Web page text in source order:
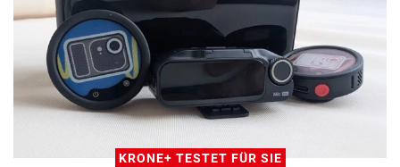
KRONE+ TESTET FÜR SIE